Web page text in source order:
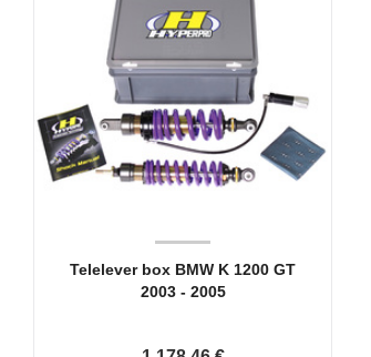
Telelever box BMW K 1200 GT
2003 - 2005